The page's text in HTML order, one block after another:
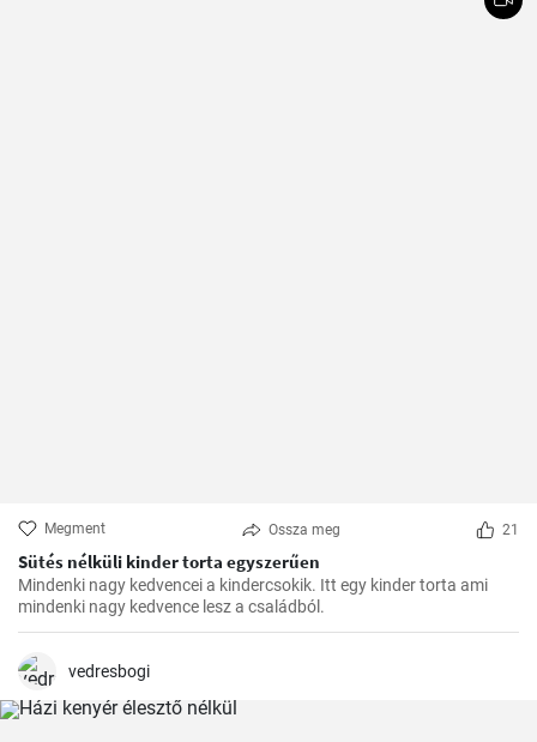
Megment Ossza meg 21
Sütés nélküli kinder torta egyszerűen
Mindenki nagy kedvencei a kindercsokik. Itt egy kinder torta ami
mindenki nagy kedvence lesz a családból.
vedresbogi